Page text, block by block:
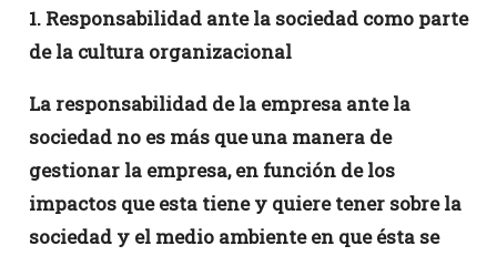
1. Responsabilidad ante la sociedad como parte
de la cultura organizacional
La responsabilidad de la empresa ante la
sociedad no es más que una manera de
gestionar la empresa, en función de los
impactos que esta tiene y quiere tener sobre la
sociedad y el medio ambiente en que ésta se